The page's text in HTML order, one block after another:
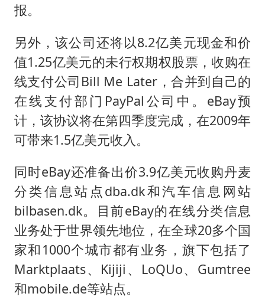
报。
另外，该公司还将以8.2亿美元现金和价
值1.25亿美元的未行权期权股票，收购在
线支付公司Bill Me Later，合并到自己的
在线支付部门PayPal公司中。eBay预
计，该协议将在第四季度完成，在2009年
可带来1.5亿美元收入。
同时eBay还准备出价3.9亿美元收购丹麦
分类信息站点dba.dk和汽车信息网站
bilbasen.dk。目前eBay的在线分类信息
业务处于世界领先地位，在全球20多个国
家和1000个城市都有业务，旗下包括了
Marktplaats、Kijiji、LoQUo、Gumtree
和mobile.de等站点。